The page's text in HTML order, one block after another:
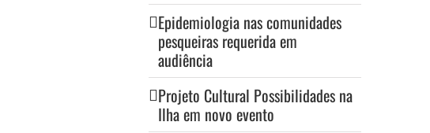
Epidemiologia nas comunidades
pesqueiras requerida em
audiência
Projeto Cultural Possibilidades na
Ilha em novo evento